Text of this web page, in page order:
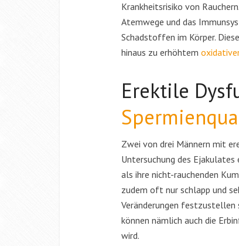
Krankheitsrisiko von
Atemwege und das
Schadstoffen im Körper.
hinaus zu erhöhtem
Erektile
Zwei von drei Männern mit
Untersuchung des
als ihre nicht-rauchenden
zudem oft nur schlapp und
Veränderungen festzustellen
können nämlich auch die
wird.
6